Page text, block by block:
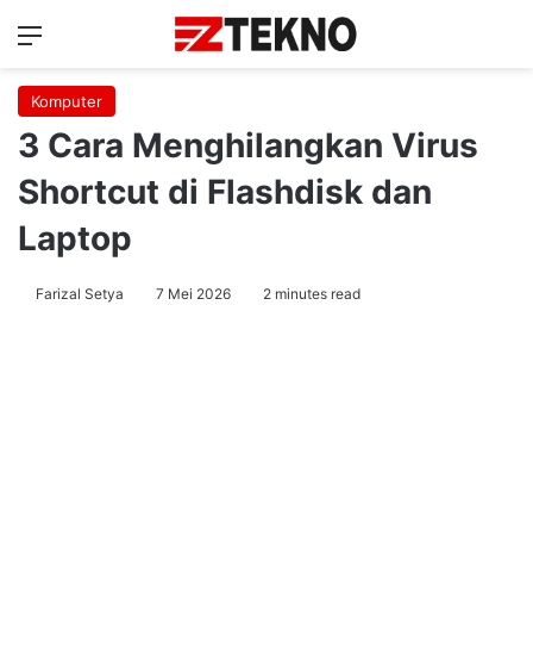
Menu
Komputer
3 Cara Menghilangkan Virus
Shortcut di Flashdisk dan
Laptop
Farizal Setya 7 Mei 2026 2 minutes read